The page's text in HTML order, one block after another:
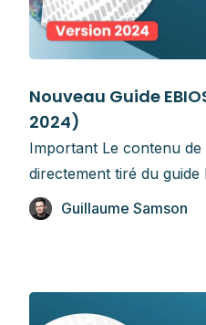
Nouveau Guide
2024)
Important Le contenu
directement tiré du guide
Guillaume Samson